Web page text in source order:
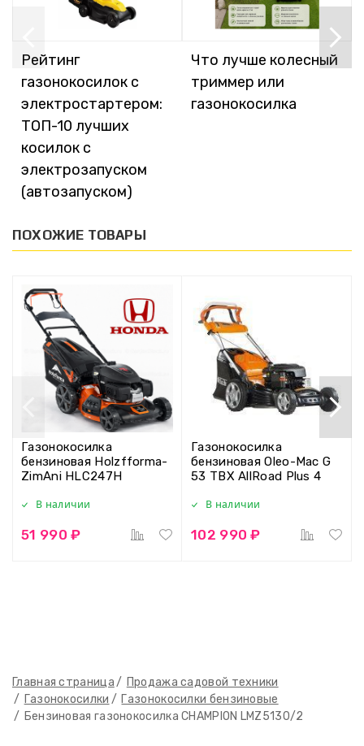
Главная страница
Продажа садовой техники
Газонокосилки
Газонокосилки бензиновые
Бензиновая газонокосилка CHAMPION LMZ5130/2
Рейтинг
газонокосилок с
электростартером:
ТОП-10 лучших
косилок с
электрозапуском
(автозапуском)
Что лучше колесный
триммер или
газонокосилка
ПОХОЖИЕ ТОВАРЫ
Газонокосилка
бензиновая Holzfforma-
ZimAni HLC247H
В наличии
51 990 ₽
Газонокосилка
бензиновая Oleo-Mac G
53 TBX AllRoad Plus 4
В наличии
102 990 ₽